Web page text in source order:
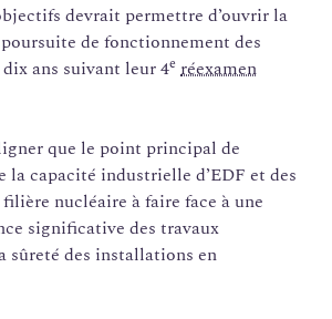
devrait permettre d’ouvrir la
de fonctionnement des
ans suivant leur 4e réexamen
que le point principal de
la capacité industrielle d’EDF et des
nucléaire à faire face à une
significative des travaux
sûreté des installations en